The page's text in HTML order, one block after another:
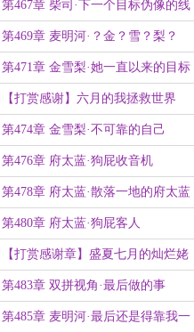
第467章 柴司·下一个目标伪像的线
索
第469章 麦明河·？金？雪？梨？
第471章 金雪梨·她一直以来的目标
都非常明确
【打赏感谢】六月的我拯救世界
了？
第474章 金雪梨·不可靠的自己
第476章 府太蓝·狗屁收音机
第478章 府太蓝·散落一地的府太蓝
第480章 府太蓝·狗屁客人
【打赏感谢章】盛夏七月的灿烂姥
姥，很暖冬
第483章 双拼视角·最后做的事
第485章 麦明河·最后还是得靠我一